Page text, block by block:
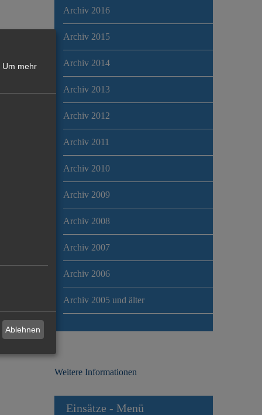
Archiv 2016
Archiv 2015
Archiv 2014
Archiv 2013
Archiv 2012
Archiv 2011
Archiv 2010
Archiv 2009
Archiv 2008
Archiv 2007
Archiv 2006
Archiv 2005 und älter
Weitere Informationen
Einsätze - Menü
Um mehr
Ablehnen